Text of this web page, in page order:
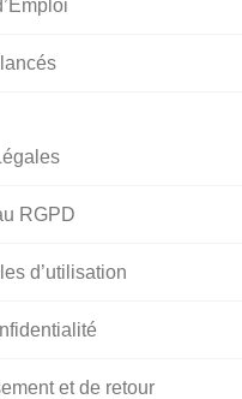
RGPD
d’utilisation
et de retour